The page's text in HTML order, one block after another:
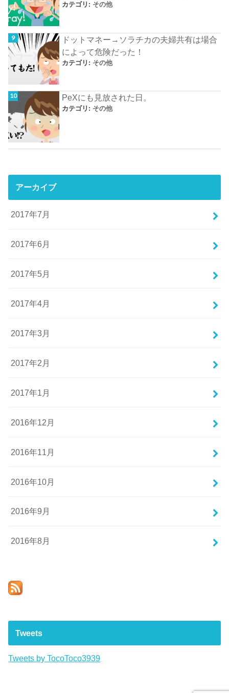
カテゴリ: その他
ドットマネー→ソラチカの夫婦共有は場合
によって危険だった！
カテゴリ: その他
PeXにも見放された日。
カテゴリ: その他
アーカイブ
2017年7月
2017年6月
2017年5月
2017年4月
2017年3月
2017年2月
2017年1月
2016年12月
2016年11月
2016年10月
2016年9月
2016年8月
Tweets
Tweets by TocoToco3939